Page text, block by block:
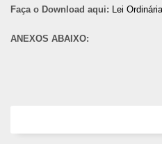
Faça o Download aqui: Lei
ANEXOS ABAIXO: